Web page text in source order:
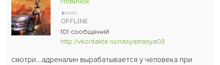
101 сообщений
http://vkontakte.ru/nasyamasya08
смотри....адреналин вырабатывается у человека при